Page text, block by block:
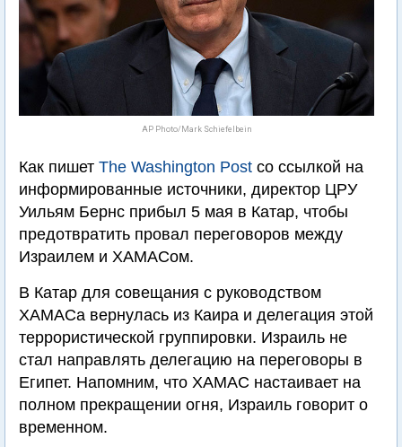
AP Photo/Mark Schiefelbein
Как пишет The Washington Post со ссылкой на
информированные источники, директор ЦРУ
Уильям Бернс прибыл 5 мая в Катар, чтобы
предотвратить провал переговоров между
Израилем и ХАМАСом.
В Катар для совещания с руководством
ХАМАСа вернулась из Каира и делегация этой
террористической группировки. Израиль не
стал направлять делегацию на переговоры в
Египет. Напомним, что ХАМАС настаивает на
полном прекращении огня, Израиль говорит о
временном.